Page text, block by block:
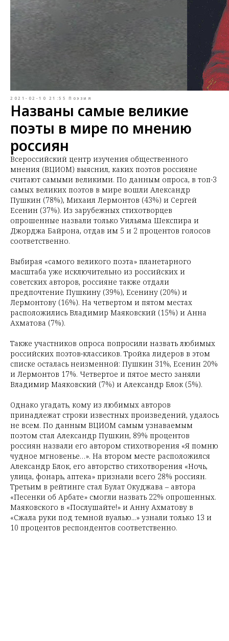
2021-02-10 21:55 Поэзия
Названы самые великие
поэты в мире по мнению
россиян
Всероссийский центр изучения общественного
мнения (ВЦИОМ) выяснил, каких поэтов россияне
считают самыми великими. По данным опроса, в топ-3
самых великих поэтов в мире вошли Александр
Пушкин (78%), Михаил Лермонтов (43%) и Сергей
Есенин (37%). Из зарубежных стихотворцев
опрошенные назвали только Уильяма Шекспира и
Джорджа Байрона, отдав им 5 и 2 процентов голосов
соответственно.
Выбирая «самого великого поэта» планетарного
масштаба уже исключительно из российских и
советских авторов, россияне также отдали
предпочтение Пушкину (39%), Есенину (20%) и
Лермонтову (16%). На четвертом и пятом местах
расположились Владимир Маяковский (15%) и Анна
Ахматова (7%).
Также участников опроса попросили назвать любимых
российских поэтов-классиков. Тройка лидеров в этом
списке осталась неизменной: Пушкин 31%, Есенин 20%
и Лермонтов 17%. Четвертое и пятое место заняли
Владимир Маяковский (7%) и Александр Блок (5%).
Однако угадать, кому из любимых авторов
принадлежат строки известных произведений, удалось
не всем. По данным ВЦИОМ самым узнаваемым
поэтом стал Александр Пушкин, 89% процентов
россиян назвали его автором стихотворения «Я помню
чудное мгновенье…». На втором месте расположился
Александр Блок, его авторство стихотворения «Ночь,
улица, фонарь, аптека» признали всего 28% россиян.
Третьим в рейтинге стал Булат Окуджава – автора
«Песенки об Арбате» смогли назвать 22% опрошенных.
Маяковского в «Послушайте!» и Анну Ахматову в
«Сжала руки под темной вуалью...» узнали только 13 и
10 процентов респондентов соответственно.